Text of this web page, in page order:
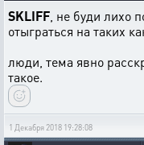
SKLIFF , не буди лихо
отыграться на таких
люди, тема явно
такое.
1 Декабря 2018 19:28:08